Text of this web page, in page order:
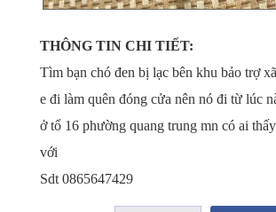
THÔNG TIN CHI TIẾT:
Tìm bạn chó đen bị lạc bên khu bảo trợ
e đi làm quên đóng cửa nên nó đi từ lúc
ở tổ 16 phường quang trung mn có ai
với
Sdt 0865647429